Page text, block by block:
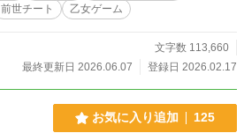
前世チート 乙女ゲーム
文字数 113,660
最終更新日 2026.06.07
登録日 2026.02.17
お気に入り追加 125